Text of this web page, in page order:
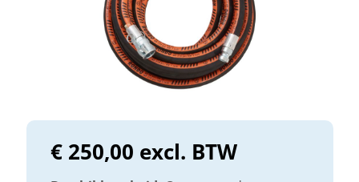
€ 250,00 excl. BTW